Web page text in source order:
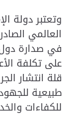
وتعتبر دولة
العالمي
في صدارة دول
على تكلفة
قلة انتشار
طبيعية
للكفاءات